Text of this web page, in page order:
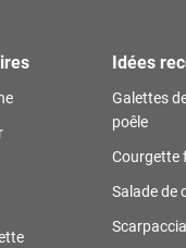
Idées
Galettes
poêle
Courgette
Salade de